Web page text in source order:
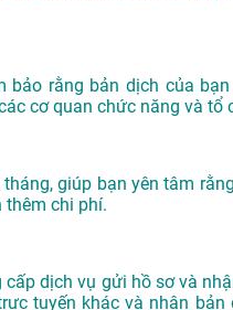
bảo rằng bản dịch của
cơ quan chức năng và tổ
giúp bạn yên tâm
chi phí.
dịch vụ gửi hồ sơ và
tuyến khác và nhận